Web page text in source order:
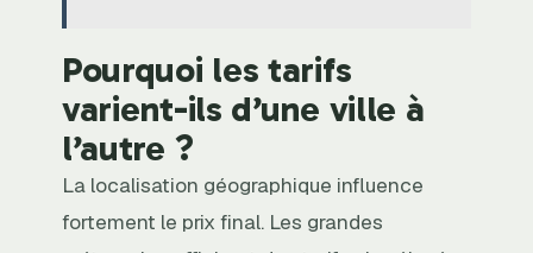
Pourquoi les tarifs
varient-ils d’une ville à
l’autre ?
La localisation géographique influence
fortement le prix final. Les grandes